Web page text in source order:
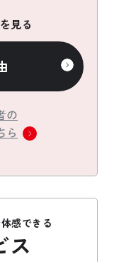
見る
の
ら
感できる
ス